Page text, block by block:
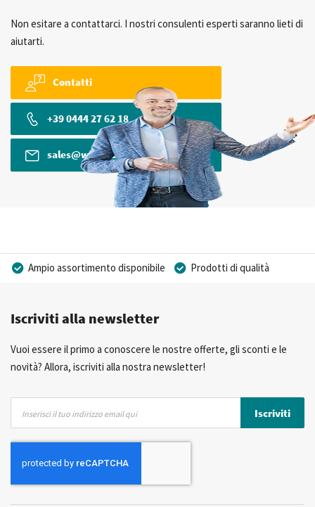
Non esitare a contattarci. I nostri consulenti esperti saranno lieti di
aiutarti.
Contatti
+39 0444 27 62 18
sales@wkk-europe.it
Ampio assortimento disponibile
Prodotti di qualità
Consulenza Personalizzata
Iscriviti alla newsletter
Vuoi essere il primo a conoscere le nostre offerte, gli sconti e le
novità? Allora, iscriviti alla nostra newsletter!
nostra
Newsletter:
Iscriviti